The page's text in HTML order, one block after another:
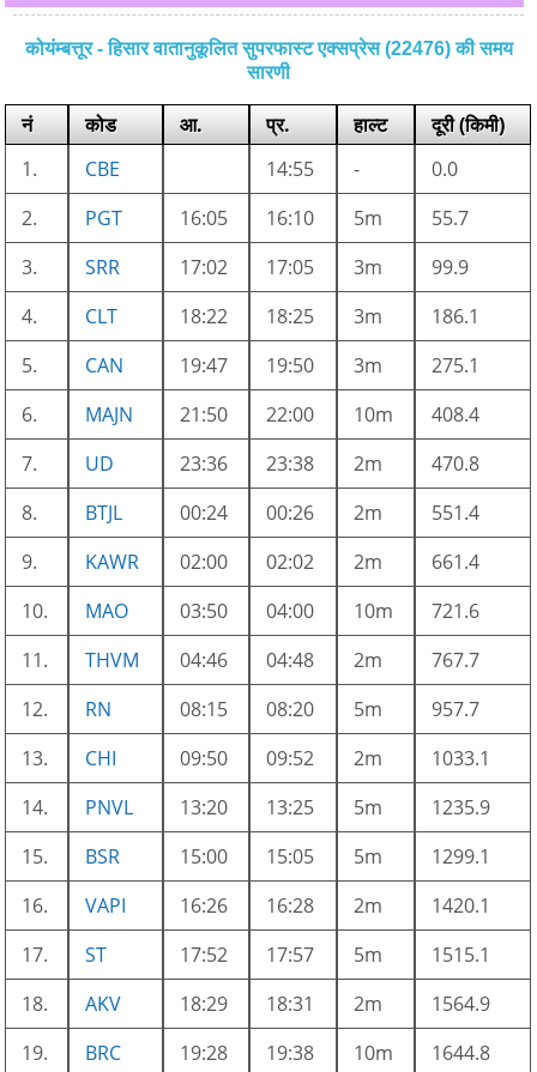
कोयंम्बत्तूर - हिसार वातानुकूलित सुपरफास्ट एक्सप्रेस (22476) की समय
सारणी
नं कोड आ. प्र. हाल्ट
दूरी (किमी)
1.
CBE 14:55 -
0.0
2.
PGT 16:05 16:10 5m
55.7
3.
SRR 17:02 17:05 3m
99.9
4.
CLT 18:22 18:25 3m
186.1
5.
CAN 19:47 19:50 3m
275.1
6.
MAJN 21:50 22:00 10m
408.4
7.
UD 23:36 23:38 2m
470.8
8.
BTJL 00:24 00:26 2m
551.4
9.
KAWR 02:00 02:02 2m
661.4
10.
MAO 03:50 04:00 10m
721.6
11.
THVM 04:46 04:48 2m
767.7
12.
RN 08:15 08:20 5m
957.7
13.
CHI 09:50 09:52 2m
1033.1
14.
PNVL 13:20 13:25 5m
1235.9
15.
BSR 15:00 15:05 5m
1299.1
16.
VAPI 16:26 16:28 2m
1420.1
17.
ST 17:52 17:57 5m
1515.1
18.
AKV 18:29 18:31 2m
1564.9
19.
BRC 19:28 19:38 10m
1644.8